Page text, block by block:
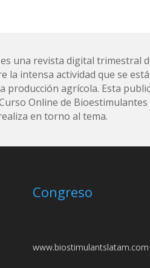
una revista digital trimestral
la intensa actividad que se
producción agrícola. Esta
Online de
en torno al tema.
Congreso
www.biostimulantslatam.com